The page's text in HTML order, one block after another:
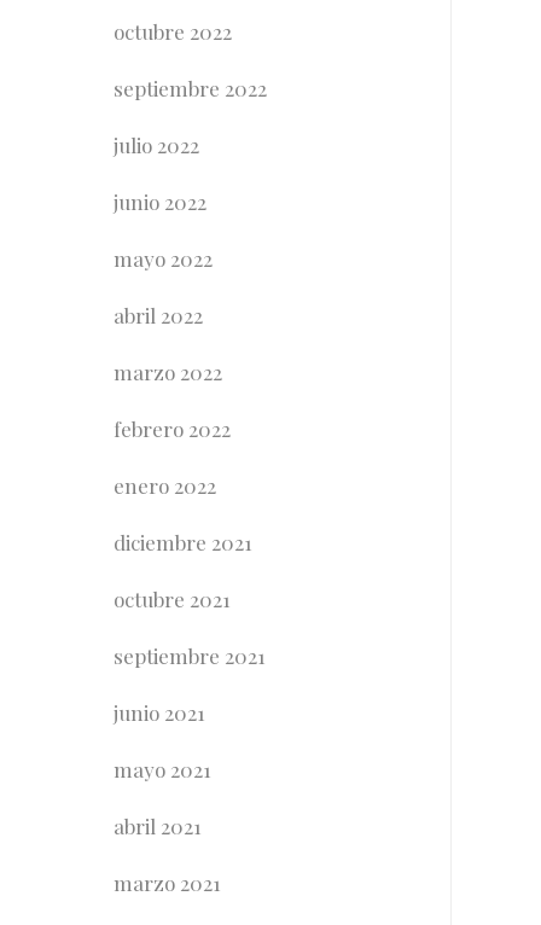
octubre 2022
septiembre 2022
julio 2022
junio 2022
mayo 2022
abril 2022
marzo 2022
febrero 2022
enero 2022
diciembre 2021
octubre 2021
septiembre 2021
junio 2021
mayo 2021
abril 2021
marzo 2021